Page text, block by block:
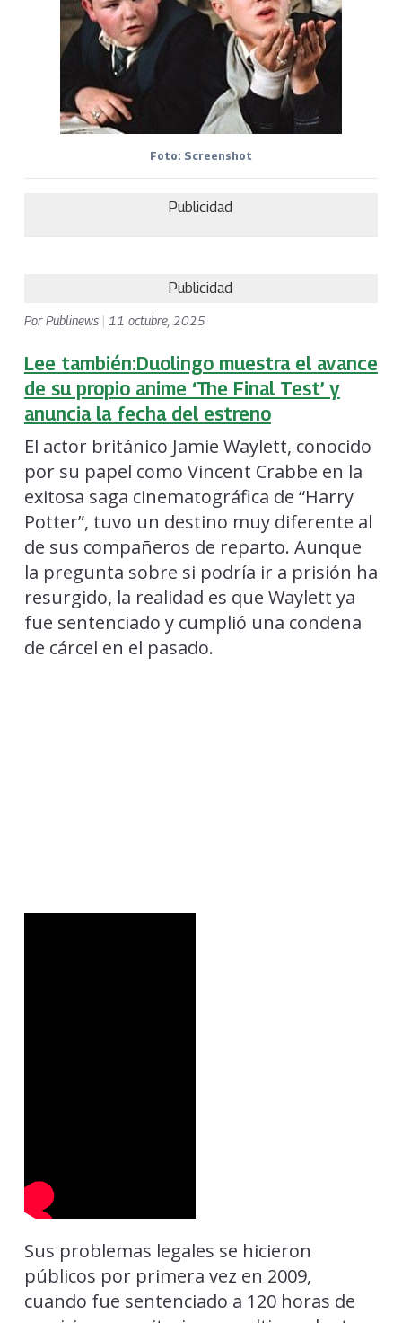
Foto: Screenshot
Publicidad
Publicidad
PorPublinews 11 octubre, 2025
Lee también:Duolingo muestra el avance
de su propio anime ‘The Final Test’ y
anuncia la fecha del estreno
El actor británico Jamie Waylett, conocido
por su papel como Vincent Crabbe en la
exitosa saga cinematográfica de “Harry
Potter”, tuvo un destino muy diferente al
de sus compañeros de reparto. Aunque
la pregunta sobre si podría ir a prisión ha
resurgido, la realidad es que Waylett ya
fue sentenciado y cumplió una condena
de cárcel en el pasado.
Sus problemas legales se hicieron
públicos por primera vez en 2009,
cuando fue sentenciado a 120 horas de